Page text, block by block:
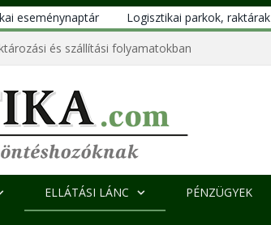
eseménynaptár Logisztikai parkok, raktárak
és szállítási folyamatokban
ELLÁTÁSI LÁNC PÉNZÜGYEK